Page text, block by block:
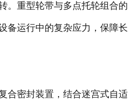
。重型轮带与多点托轮组合的
备运行中的复杂应力，保障长
合密封装置，结合迷宫式自适